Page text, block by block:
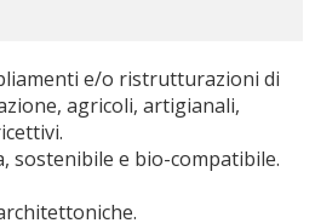
e/o ristrutturazioni di
agricoli, artigianali,
sostenibile e bio-compatibile.